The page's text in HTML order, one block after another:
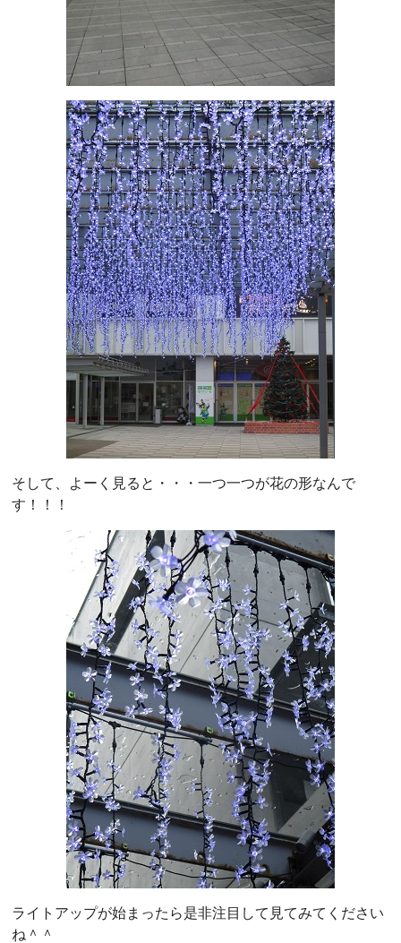
そして、よーく見ると・・・一つ一つが花の形なんで
す！！！
ライトアップが始まったら是非注目して見てみてください
ね＾＾